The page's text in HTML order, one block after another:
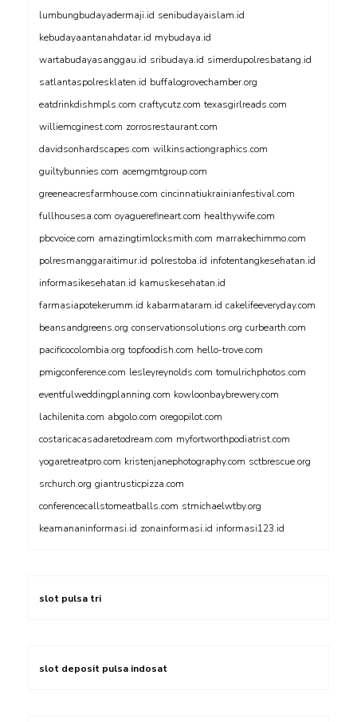
lumbungbudayadermaji.id senibudayaislam.id
kebudayaantanahdatar.id mybudaya.id
wartabudayasanggau.id sribudaya.id simerdupolresbatang.id
satlantaspolresklaten.id buffalogrovechamber.org
eatdrinkdishmpls.com craftycutz.com texasgirlreads.com
williemcginest.com zorrosrestaurant.com
davidsonhardscapes.com wilkinsactiongraphics.com
guiltybunnies.com acemgmtgroup.com
greeneacresfarmhouse.com cincinnatiukrainianfestival.com
fullhousesa.com oyaguerefineart.com healthywife.com
pbcvoice.com amazingtimlocksmith.com marrakechimmo.com
polresmanggaraitimur.id polrestoba.id infotentangkesehatan.id
informasikesehatan.id kamuskesehatan.id
farmasiapotekerumm.id kabarmataram.id cakelifeeveryday.com
beansandgreens.org conservationsolutions.org curbearth.com
pacificocolombia.org topfoodish.com hello-trove.com
pmigconference.com lesleyreynolds.com tomulrichphotos.com
eventfulweddingplanning.com kowloonbaybrewery.com
lachilenita.com abgolo.com oregopilot.com
costaricacasadaretodream.com myfortworthpodiatrist.com
yogaretreatpro.com kristenjanephotography.com sctbrescue.org
srchurch.org giantrusticpizza.com
conferencecallstomeatballs.com stmichaelwtby.org
keamananinformasi.id zonainformasi.id informasi123.id
slot pulsa tri
slot deposit pulsa indosat